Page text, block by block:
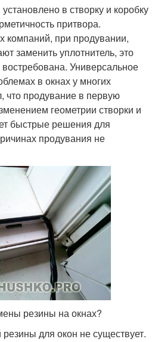
в створку и коробку
притвора.
компаний, при продувании,
заменить уплотнитель, это
Универсальное
в окнах у многих
что продувание в первую
геометрии створки и
быстрые решения для
продувания не
резины на окнах?
для окон не существует.